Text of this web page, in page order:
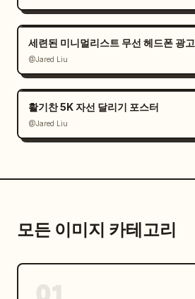
세련된 미니멀리스트 무선 헤드폰 광고
@Jared Liu
활기찬 5K 자선 달리기 포스터
@Jared Liu
모든 이미지 카테고리